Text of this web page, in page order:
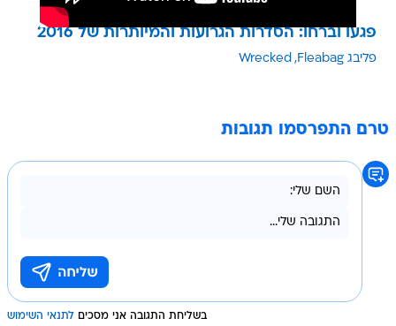
פגעו וברחו: הסדרות הגרועות והמיותרות של 2016
פליבג Fleabag Wrecked
טרם התפרסמו תגובות
בשליחת התגובה אני מסכים לתנאי השימוש